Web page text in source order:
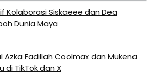
Kolaborasi Siskaeee dan Dea
Dunia Maya
Azka Fadillah Coolmax dan Mukena
di TikTok dan X